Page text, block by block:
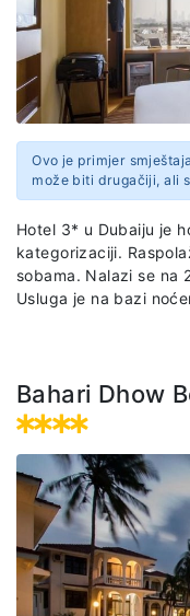
Ovo je primjer
može biti drugačiji, ali
Hotel 3* u Dubaiju je
kategorizaciji.
sobama. Nalazi se na
Usluga je na bazi
Bahari Dhow